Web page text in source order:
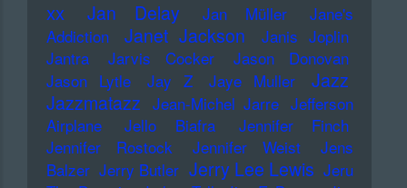
xx
Jan Delay Jan Müller
Jane's
Addiction
Janet Jackson
Janis Joplin
Jantra
Jarvis Cocker
Jason Donovan
Jason Lytle
Jay Z Jaye Muller
Jazz
Jazzmatazz Jean-Michel Jarre Jefferson
Airplane
Jello Biafra
Jennifer Finch
Jennifer Rostock
Jennifer Weist
Jens
Balzer Jerry Butler Jerry Lee Lewis Jeru